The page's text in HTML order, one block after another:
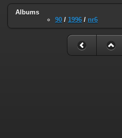
Albums
90 / 1996 / nr6